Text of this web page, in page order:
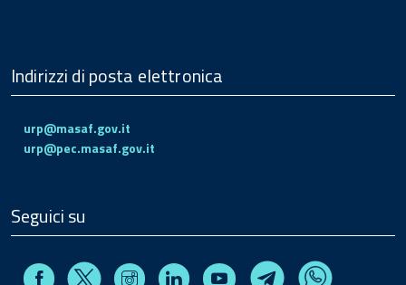
Indirizzi di posta elettronica
urp@masaf.gov.it
urp@pec.masaf.gov.it
Seguici su
FacebookX InstagramLinkedin Youtube TelegramWhatsapp